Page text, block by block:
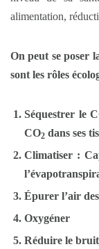
alimentation,
On peut se poser
sont les rôles
Séquestrer le
CO2 dans ses
Climatiser :
Épurer l’air
Oxygéner
Réduire le